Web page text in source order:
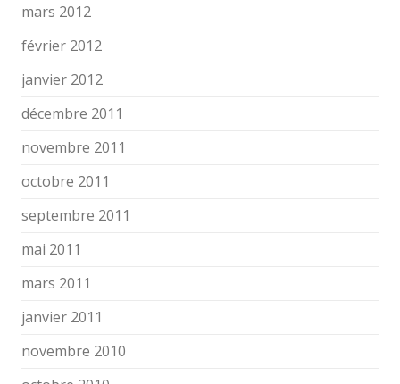
mars 2012
février 2012
janvier 2012
décembre 2011
novembre 2011
octobre 2011
septembre 2011
mai 2011
mars 2011
janvier 2011
novembre 2010